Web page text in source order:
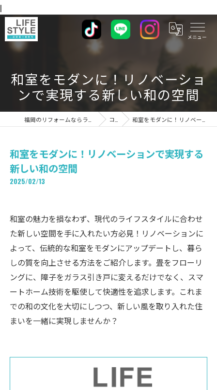
|
和室をモダンに！リノベーショ
ンで実現する新しい和の空間
コラム 和室をモダンに！リノベーションで実現する新しい和の空間
和室をモダンに！リノベーションで実現する
新しい和の空間
2025/02/13
和室の魅力を損なわず、現代のライフスタイルに合わせ
た新しい空間を手に入れたい方必見！リノベーションに
よって、伝統的な和室をモダンにアップデートし、暮ら
しの質を向上させる方法をご紹介します。畳をフローリ
ングに、障子をガラス引き戸に変えるだけでなく、スマ
ートホーム技術を駆使して快適性を追求します。これま
での和の文化を大切にしつつ、新しい風を取り入れた住
まいを一緒に実現しませんか？